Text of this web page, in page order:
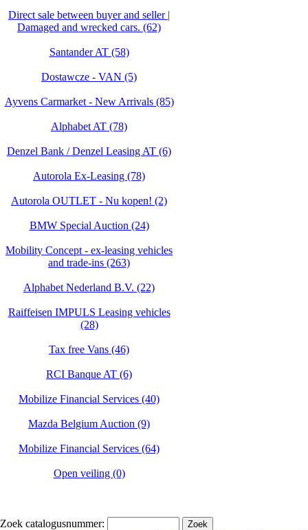
Direct sale between buyer and seller |
Damaged and wrecked cars. (62)
Santander AT (58)
Dostawcze - VAN (5)
Ayvens Carmarket - New Arrivals (85)
Alphabet AT (78)
Denzel Bank / Denzel Leasing AT (6)
Autorola Ex-Leasing (78)
Autorola OUTLET - Nu kopen! (2)
BMW Special Auction (24)
Mobility Concept - ex-leasing vehicles
and trade-ins (263)
Alphabet Nederland B.V. (22)
Raiffeisen IMPULS Leasing vehicles
(28)
Tax free Vans (46)
RCI Banque AT (6)
Mobilize Financial Services (40)
Mazda Belgium Auction (9)
Mobilize Financial Services (64)
Open veiling (0)
Zoek catalogusnummer: